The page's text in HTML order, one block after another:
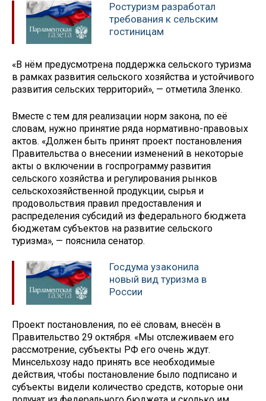
Ростуризм разработал
требования к сельским
гостиницам
«В нём предусмотрена поддержка сельского туризма
в рамках развития сельского хозяйства и устойчивого
развития сельских территорий», — отметила Зленко.
Вместе с тем для реализации норм закона, по её
словам, нужно принятие ряда нормативно-правовых
актов. «Должен быть принят проект постановления
Правительства о внесении изменений в некоторые
акты о включении в госпрограмму развития
сельского хозяйства и регулирования рынков
сельскохозяйственной продукции, сырья и
продовольствия правил предоставления и
распределения субсидий из федерального бюджета
бюджетам субъектов на развитие сельского
туризма», — пояснила сенатор.
Госдума узаконила
новый вид туризма в
России
Проект постановления, по её словам, внесён в
Правительство 29 октября. «Мы отслеживаем его
рассмотрение, субъекты РФ его очень ждут.
Минсельхозу надо принять все необходимые
действия, чтобы постановление было подписано и
субъекты видели количество средств, которые они